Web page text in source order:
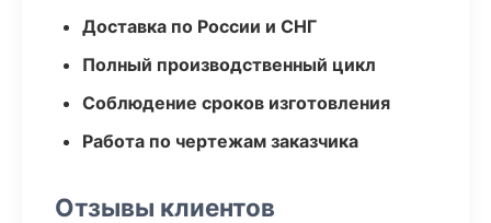
Доставка по России и СНГ
Полный производственный цикл
Соблюдение сроков изготовления
Работа по чертежам заказчика
Отзывы клиентов